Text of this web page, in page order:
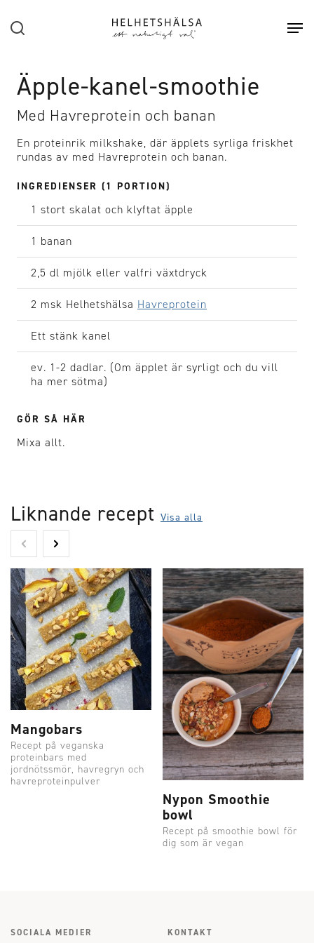
Sök
Äpple-kanel-smoothie
Med Havreprotein och banan
En proteinrik milkshake, där äpplets syrliga friskhet
rundas av med Havreprotein och banan.
INGREDIENSER (1 PORTION)
1 stort skalat och klyftat äpple
1 banan
2,5 dl mjölk eller valfri växtdryck
2 msk Helhetshälsa Havreprotein
Ett stänk kanel
ev. 1-2 dadlar. (Om äpplet är syrligt och du vill
ha mer sötma)
GÖR SÅ HÄR
Mixa allt.
Liknande recept Visa alla
Mangobars
Recept på veganska
proteinbars med
jordnötssmör, havregryn och
havreproteinpulver
Nypon Smoothie
bowl
Recept på smoothie bowl för
dig som är vegan
SOCIALA MEDIER KONTAKT